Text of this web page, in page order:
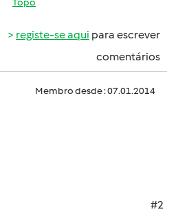
Topo
registe-se aqui para escrever
comentários
Membro desde : 07.01.2014
#2